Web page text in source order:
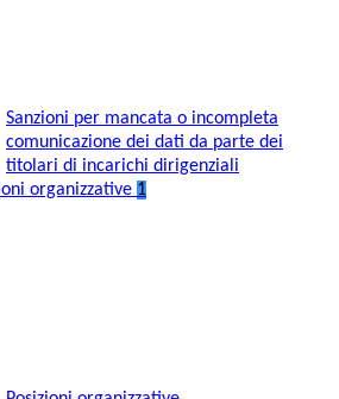
Sanzioni per mancata o incompleta
comunicazione dei dati da parte dei
titolari di incarichi dirigenziali
organizzative 1